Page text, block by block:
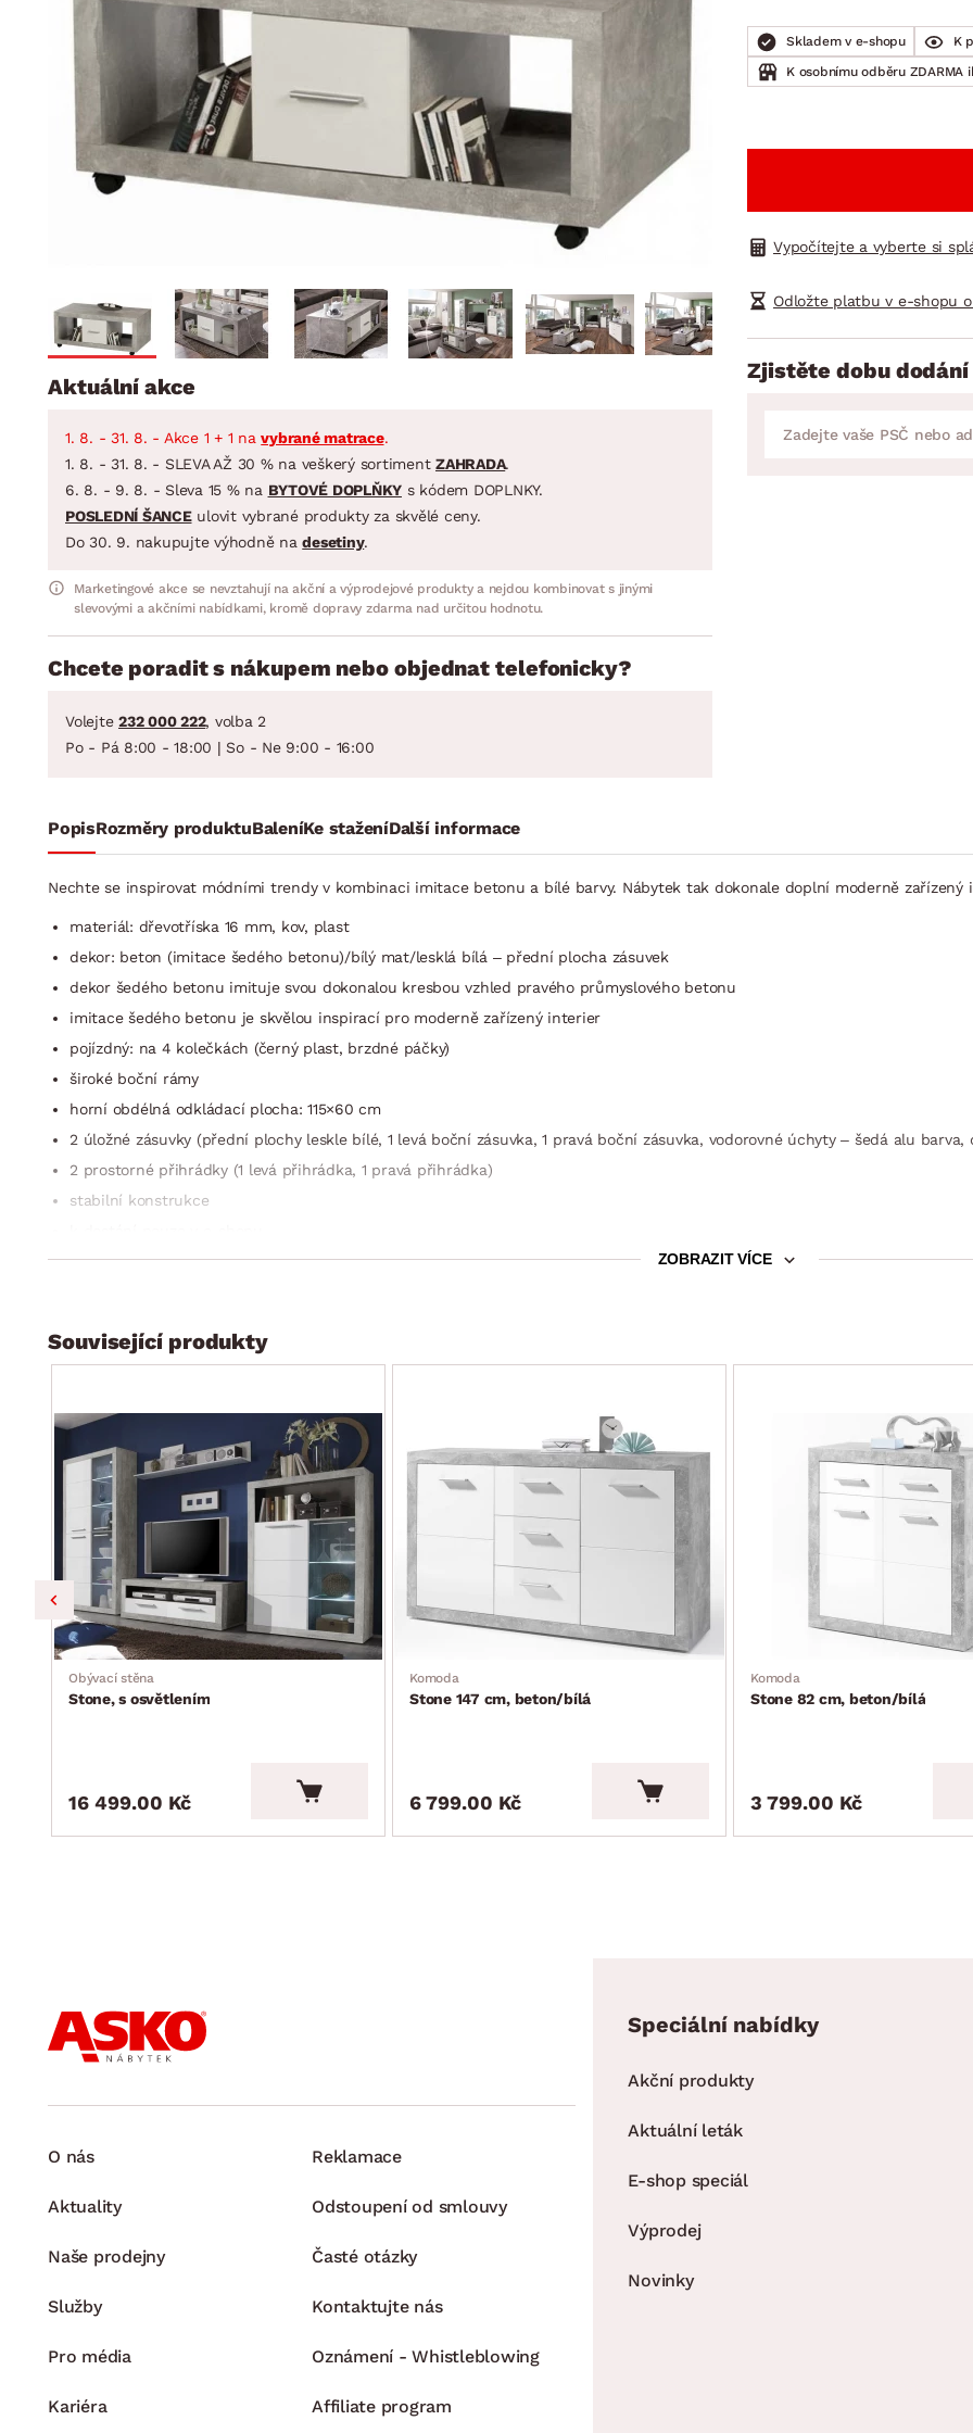
Předsíň, šatna a chodba
Kuchyně
BYTOVÝ TEXTIL
Závěsy a žaluzie
Zobrazit vše
STOLOVÁNÍ A VAŘENÍ DOMÁCÍ SPOTŘEBIČE
Koupelnové sestavy
Zahradní sestavy
Skladem v e-shopu K
K osobnímu odběru ZDARMA
Vypočítejte a vyberte si
Odložte platbu v e-shopu
Zjistěte dobu
Aktuální akce
1. 8. - 31. 8. - Akce 1 + 1 navybrané matrace.
1. 8. - 31. 8. - SLEVA AŽ 30 % na veškerý sortiment ZAHRADA.
6. 8. - 9. 8. - Sleva 15 % na BYTOVÉ DOPLŇKY s kódem DOPLNKY.
POSLEDNÍ ŠANCEulovit vybrané produkty za skvělé ceny.
Do 30. 9. nakupujte výhodně nadesetiny.
Marketingové akce se nevztahují na akční a výprodejové produkty a nejdou kombinovat s jinými
slevovými a akčními nabídkami, kromě dopravy zdarma nad určitou hodnotu.
Chcete poradit s nákupem nebo objednat telefonicky?
Volejte 232 000 222, volba 2
Po - Pá 8:00 - 18:00 | So - Ne 9:00 - 16:00
PopisRozměry produktuBaleníKe staženíDalší informace
Nechte se inspirovat módními trendy v kombinaci imitace betonu a bílé barvy. Nábytek tak dokonale doplní moderně zařízený
materiál: dřevotříska 16 mm, kov, plast
dekor: beton (imitace šedého betonu)/bílý mat/lesklá bílá – přední plocha zásuvek
dekor šedého betonu imituje svou dokonalou kresbou vzhled pravého průmyslového betonu
imitace šedého betonu je skvělou inspirací pro moderně zařízený interier
pojízdný: na 4 kolečkách (černý plast, brzdné páčky)
široké boční rámy
horní obdélná odkládací plocha: 115×60 cm
2 úložné zásuvky (přední plochy leskle bílé, 1 levá boční zásuvka, 1 pravá boční zásuvka, vodorovné úchyty – šedá alu
2 prostorné přihrádky (1 levá přihrádka, 1 pravá přihrádka)
stabilní konstrukce
dodáváno v demontu
ZOBRAZIT VÍCE
Související produkty
Obývací stěna
Stone, s osvětlením
16 499.00 Kč
Komoda
Stone 147 cm, beton/bílá
6 799.00 Kč
Komoda
Stone 82 cm, beton/bílá
3 799.00 Kč
O nás
Aktuality
Naše prodejny
Služby
Pro média
Kariéra
Reklamace
Odstoupení od smlouvy
Časté otázky
Kontaktujte nás
Oznámení - Whistleblowing
Affiliate program
Speciální nabídky
Akční produkty
Aktuální leták
E-shop speciál
Výprodej
Novinky